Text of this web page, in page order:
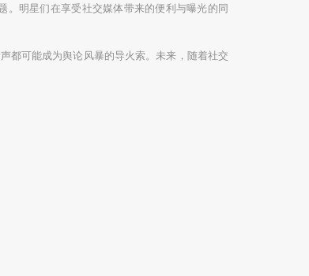
。明星们在享受社交媒体带来的便利与曝光的同
都可能成为舆论风暴的导火索。未来，随着社交